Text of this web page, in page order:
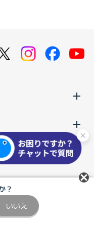
？
いいえ
シビリティの取り組み
タルCookieポリシー